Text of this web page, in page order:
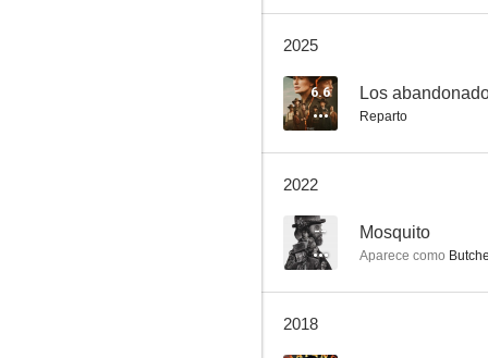
7.7
2025
6.6 Los
Reparto
2022
-- Mosquito
Aparece como
2018